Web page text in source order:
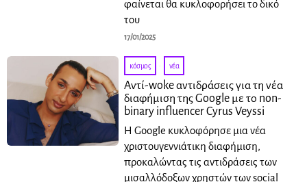
φαίνεται θα κυκλοφορήσει το δικό
του
17/01/2025
κόσμος · νέα
Αντί-woke αντιδράσεις για τη νέα
διαφήμιση της Google με το non-
binary influencer Cyrus Veyssi
Η Google κυκλοφόρησε μια νέα
χριστουγεννιάτικη διαφήμιση,
προκαλώντας τις αντιδράσεις των
μισαλλόδοξων χρηστών των social